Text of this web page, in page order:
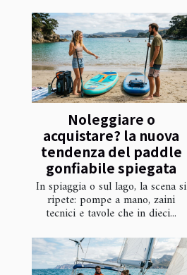
Noleggiare o
acquistare? la nuova
tendenza del paddle
gonfiabile spiegata
In spiaggia o sul lago, la scena si
ripete: pompe a mano, zaini
tecnici e tavole che in dieci...